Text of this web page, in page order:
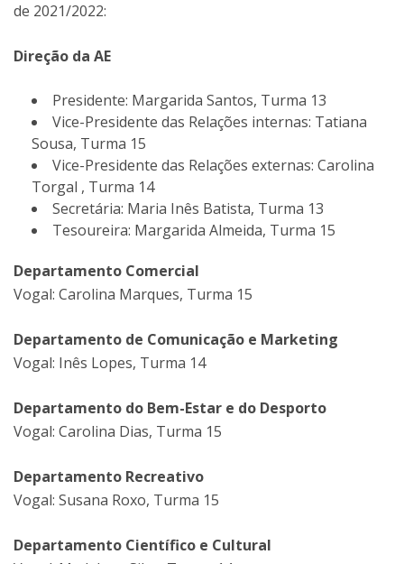
de 2021/2022:
Direção da AE
Presidente: Margarida Santos, Turma 13
Vice-Presidente das Relações internas: Tatiana
Sousa, Turma 15
Vice-Presidente das Relações externas: Carolina
Torgal , Turma 14
Secretária: Maria Inês Batista, Turma 13
Tesoureira: Margarida Almeida, Turma 15
Departamento Comercial
Vogal: Carolina Marques, Turma 15
Departamento de Comunicação e Marketing
Vogal: Inês Lopes, Turma 14
Departamento do Bem-Estar e do Desporto
Vogal: Carolina Dias, Turma 15
Departamento Recreativo
Vogal: Susana Roxo, Turma 15
Departamento Científico e Cultural